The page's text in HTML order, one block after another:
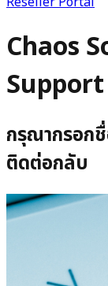
Chaos
Support
กรุณากรอกชื่
ติดต่อกลับ